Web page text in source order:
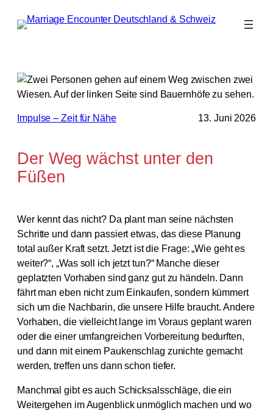
Inhalt
Impulse – Zeit für Nähe 13. Juni 2026
Der Weg wächst unter den
Füßen
Wer kennt das nicht? Da plant man seine nächsten
Schritte und dann passiert etwas, das diese Planung
total außer Kraft setzt. Jetzt ist die Frage: „Wie geht es
weiter?“, „Was soll ich jetzt tun?“ Manche dieser
geplatzten Vorhaben sind ganz gut zu händeln. Dann
fährt man eben nicht zum Einkaufen, sondern kümmert
sich um die Nachbarin, die unsere Hilfe braucht. Andere
Vorhaben, die vielleicht lange im Voraus geplant waren
oder die einer umfangreichen Vorbereitung bedurften,
und dann mit einem Paukenschlag zunichte gemacht
werden, treffen uns dann schon tiefer.
Manchmal gibt es auch Schicksalsschläge, die ein
Weitergehen im Augenblick unmöglich machen und wo